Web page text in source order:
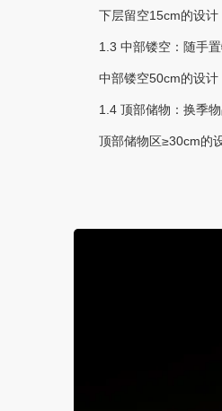
下层留空15cm的设计
1.3 中部镂空：随手置
中部镂空50cm的设计
1.4 顶部储物：换季
顶部储物区≥30cm的